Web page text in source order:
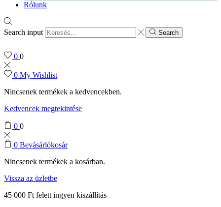
Rólunk
Search input Search
0 0
0 My Wishlist
Nincsenek termékek a kedvencekben.
Kedvencek megtekintése
0 0
0 Bevásárlókosár
Nincsenek termékek a kosárban.
Vissza az üzletbe
45 000 Ft felett ingyen kiszállítás